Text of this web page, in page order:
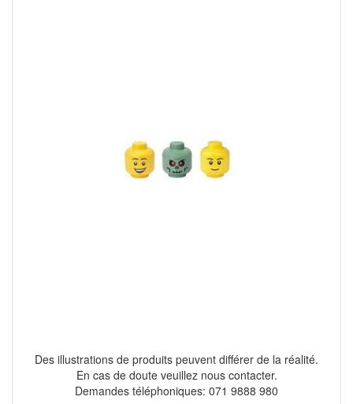
Des illustrations de produits peuvent différer de la réalité.
En cas de doute veuillez nous contacter.
Demandes téléphoniques: 071 9888 980